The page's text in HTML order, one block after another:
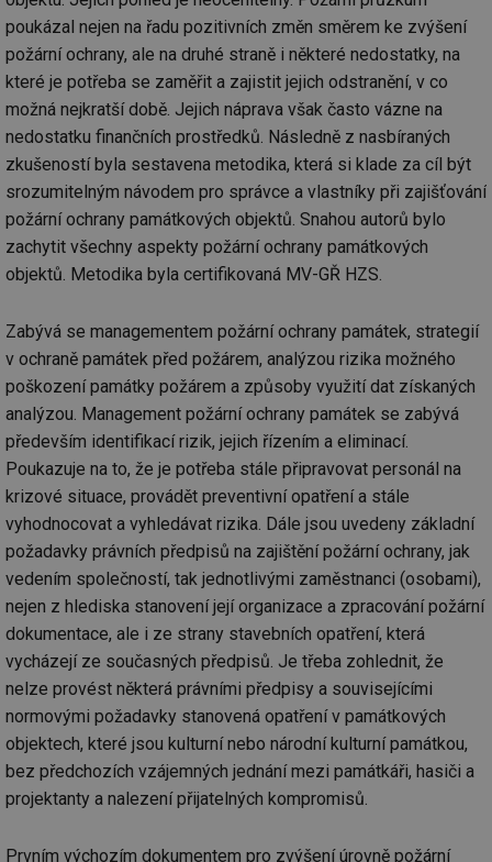
poukázal nejen na řadu pozitivních změn směrem ke zvýšení
požární ochrany, ale na druhé straně i některé nedostatky, na
které je potřeba se zaměřit a zajistit jejich odstranění, v co
možná nejkratší době. Jejich náprava však často vázne na
nedostatku finančních prostředků. Následně z nasbíraných
zkušeností byla sestavena metodika, která si klade za cíl být
srozumitelným návodem pro správce a vlastníky při zajišťování
požární ochrany památkových objektů. Snahou autorů bylo
zachytit všechny aspekty požární ochrany památkových
objektů. Metodika byla certifikovaná MV-GŘ HZS.
Zabývá se managementem požární ochrany památek, strategií
v ochraně památek před požárem, analýzou rizika možného
poškození památky požárem a způsoby využití dat získaných
analýzou. Management požární ochrany památek se zabývá
především identifikací rizik, jejich řízením a eliminací.
Poukazuje na to, že je potřeba stále připravovat personál na
krizové situace, provádět preventivní opatření a stále
vyhodnocovat a vyhledávat rizika. Dále jsou uvedeny základní
požadavky právních předpisů na zajištění požární ochrany, jak
vedením společností, tak jednotlivými zaměstnanci (osobami),
nejen z hlediska stanovení její organizace a zpracování požární
dokumentace, ale i ze strany stavebních opatření, která
vycházejí ze současných předpisů. Je třeba zohlednit, že
nelze provést některá právními předpisy a souvisejícími
normovými požadavky stanovená opatření v památkových
objektech, které jsou kulturní nebo národní kulturní památkou,
bez předchozích vzájemných jednání mezi památkáři, hasiči a
projektanty a nalezení přijatelných kompromisů.
Prvním výchozím dokumentem pro zvýšení úrovně požární